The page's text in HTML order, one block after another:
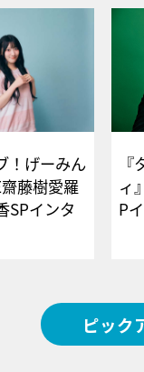
！げーみん
藤樹愛羅
SPインタ
ィ
P
ピック